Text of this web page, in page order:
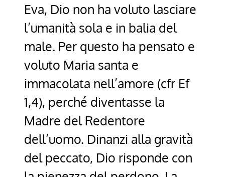
Eva, Dio non ha voluto lasciare
l’umanità sola e in balia del
male. Per questo ha pensato e
voluto Maria santa e
immacolata nell’amore (cfr Ef
1,4), perché diventasse la
Madre del Redentore
dell’uomo. Dinanzi alla gravità
del peccato, Dio risponde con